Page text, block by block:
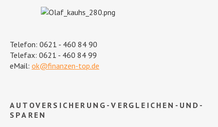
Telefon: 0621 - 460 84 90
Telefax: 0621 - 460 84 99
eMail: ok@finanzen-top.de
AUTOVERSICHERUNG-VERGLEICHEN-UND-
SPAREN